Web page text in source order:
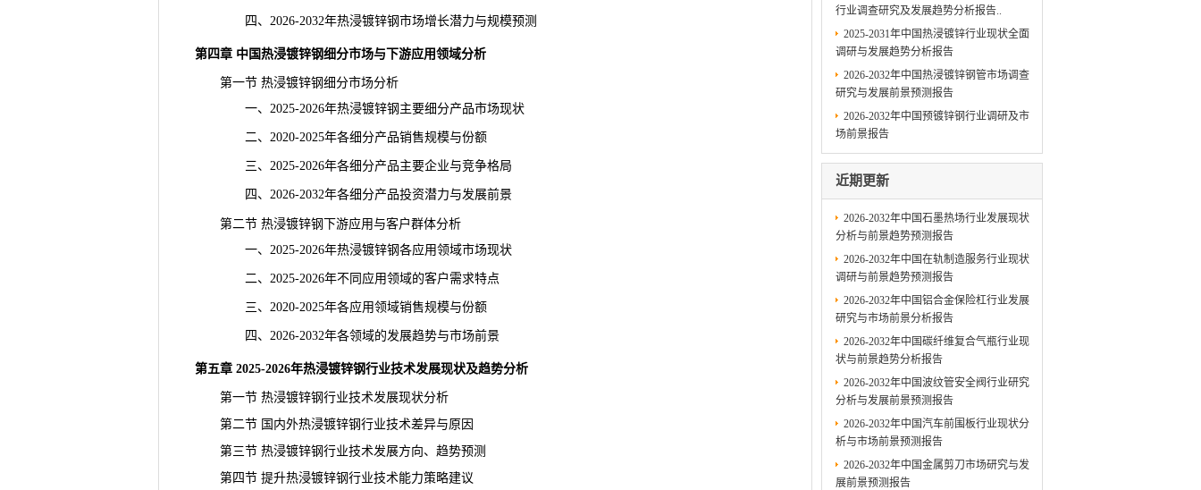
四、2026-2032年热浸镀锌钢市场增长潜力与规模预测
第四章 中国热浸镀锌钢细分市场与下游应用领域分析
第一节 热浸镀锌钢细分市场分析
一、2025-2026年热浸镀锌钢主要细分产品市场现状
二、2020-2025年各细分产品销售规模与份额
三、2025-2026年各细分产品主要企业与竞争格局
四、2026-2032年各细分产品投资潜力与发展前景
第二节 热浸镀锌钢下游应用与客户群体分析
一、2025-2026年热浸镀锌钢各应用领域市场现状
二、2025-2026年不同应用领域的客户需求特点
三、2020-2025年各应用领域销售规模与份额
四、2026-2032年各领域的发展趋势与市场前景
第五章 2025-2026年热浸镀锌钢行业技术发展现状及趋势分析
第一节 热浸镀锌钢行业技术发展现状分析
第二节 国内外热浸镀锌钢行业技术差异与原因
第三节 热浸镀锌钢行业技术发展方向、趋势预测
第四节 提升热浸镀锌钢行业技术能力策略建议
行业调查研究及发展趋势分析报告..
2025-2031年中国热浸镀锌行业现状全面
调研与发展趋势分析报告
2026-2032年中国热浸镀锌钢管市场调查
研究与发展前景预测报告
2026-2032年中国预镀锌钢行业调研及市
场前景报告
近期更新
2026-2032年中国石墨热场行业发展现状
分析与前景趋势预测报告
2026-2032年中国在轨制造服务行业现状
调研与前景趋势预测报告
2026-2032年中国铝合金保险杠行业发展
研究与市场前景分析报告
2026-2032年中国碳纤维复合气瓶行业现
状与前景趋势分析报告
2026-2032年中国波纹管安全阀行业研究
分析与发展前景预测报告
2026-2032年中国汽车前围板行业现状分
析与市场前景预测报告
2026-2032年中国金属剪刀市场研究与发
展前景预测报告